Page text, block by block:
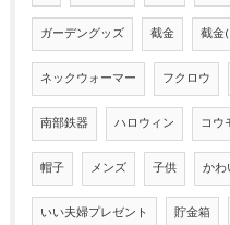
ガーデングッズ 截金 截金
ネックウォーマー フクロウ
南部鉄器 ハロウィン コウ
帽子 メンズ 子供 か
いい夫婦プレゼント 貯金箱